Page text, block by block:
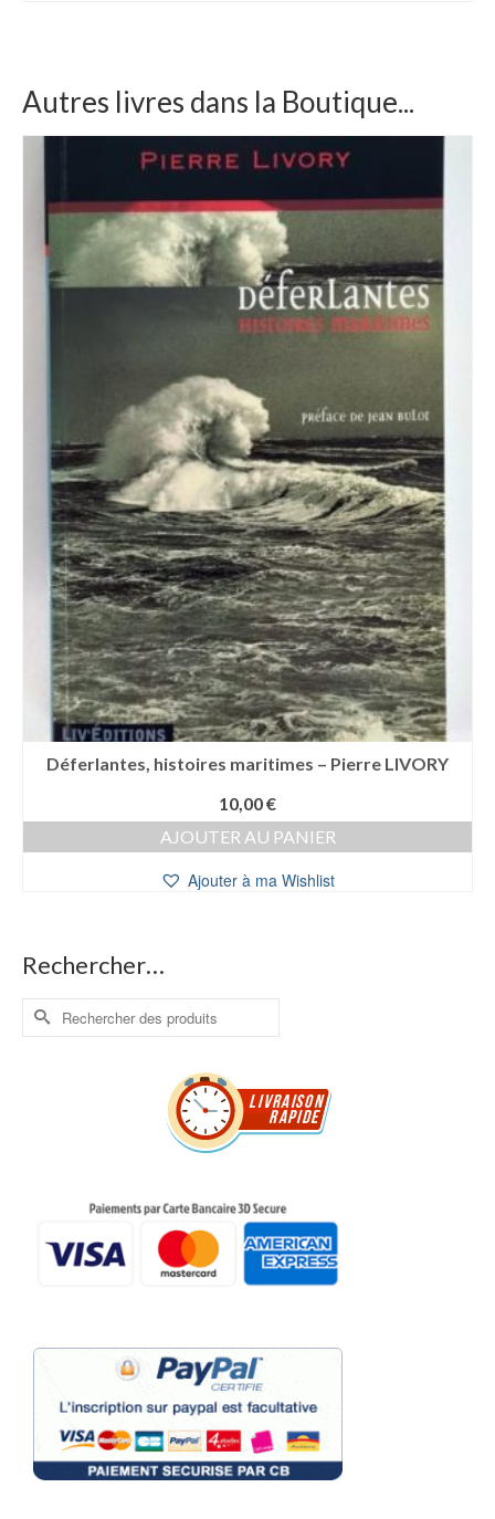
Autres livres dans la Boutique...
Déferlantes, histoires maritimes – Pierre LIVORY
10,00€
AJOUTER AU PANIER
Ajouter à ma Wishlist
Rechercher…
Rechercher :